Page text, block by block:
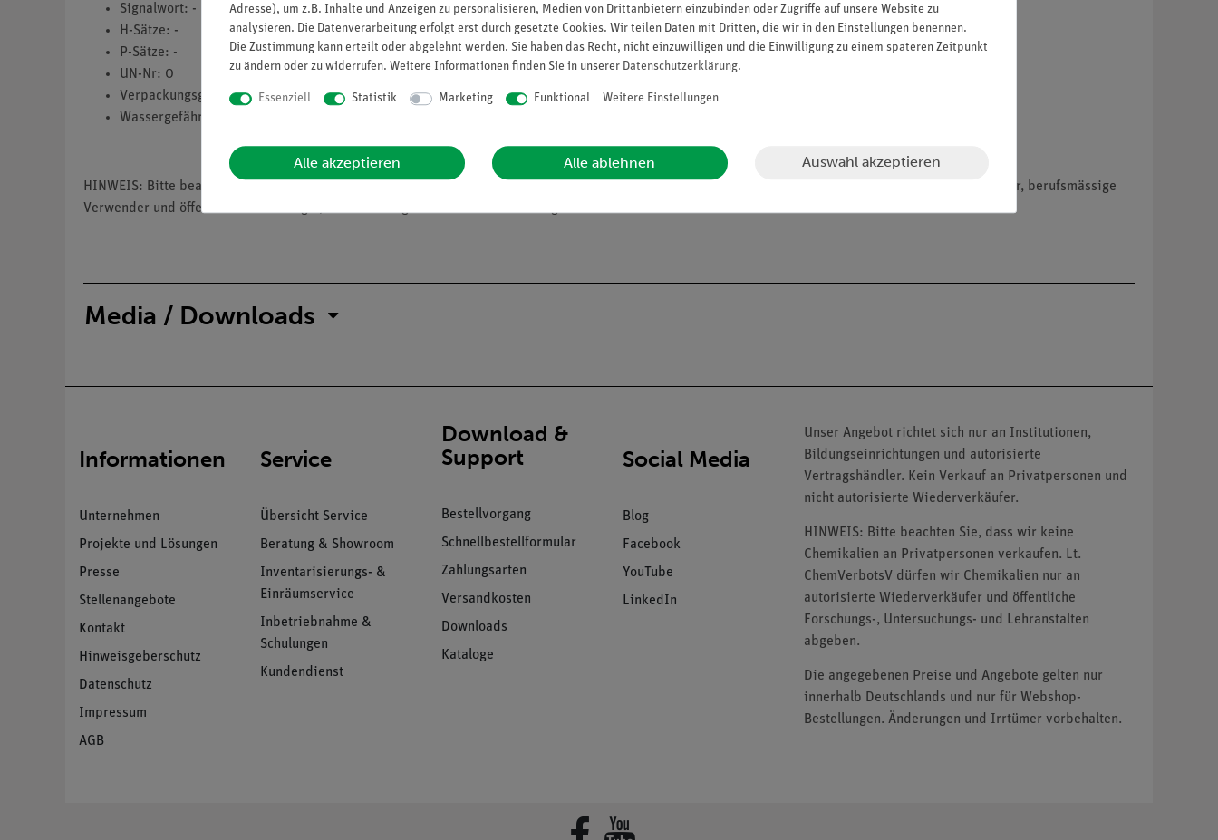
Signalwort: -
H-Sätze: -
P-Sätze: -
UN-Nr: 0
Verpackungsgruppe: 0
Wassergefährdungsklasse: 1
HINWEIS: Bitte beachten Sie, dass wir keine Chemikalien an Privatpersonen verkaufen. Lt. ChemVerbotsV dürfen wir Chemikalien nur an Wiederverkäufer, berufsmässige
Verwender und öffentliche Forschungs-, Untersuchungs- und Lehranstalten abgeben.
Media / Downloads
Informationen
Unternehmen
Projekte und Lösungen
Presse
Stellenangebote
Kontakt
Hinweisgeberschutz
Datenschutz
Impressum
AGB
Service
Übersicht Service
Beratung & Showroom
Inventarisierungs- &
Einräumservice
Inbetriebnahme &
Schulungen
Kundendienst
Download &
Support
Bestellvorgang
Schnellbestellformular
Zahlungsarten
Versandkosten
Downloads
Kataloge
Social Media
Blog
Facebook
YouTube
LinkedIn
Unser Angebot richtet sich nur an Institutionen,
Bildungseinrichtungen und autorisierte
Vertragshändler. Kein Verkauf an Privatpersonen und
nicht autorisierte Wiederverkäufer.
HINWEIS: Bitte beachten Sie, dass wir keine
Chemikalien an Privatpersonen verkaufen. Lt.
ChemVerbotsV dürfen wir Chemikalien nur an
autorisierte Wiederverkäufer und öffentliche
Forschungs-, Untersuchungs- und Lehranstalten
abgeben.
Die angegebenen Preise und Angebote gelten nur
innerhalb Deutschlands und nur für Webshop-
Bestellungen. Änderungen und Irrtümer vorbehalten.
Adresse), um z.B. Inhalte und Anzeigen zu personalisieren, Medien von Drittanbietern einzubinden oder Zugriffe auf unsere Website zu
analysieren. Die Datenverarbeitung erfolgt erst durch gesetzte Cookies. Wir teilen Daten mit Dritten, die wir in den Einstellungen benennen.
Die Zustimmung kann erteilt oder abgelehnt werden. Sie haben das Recht, nicht einzuwilligen und die Einwilligung zu einem späteren Zeitpunkt
zu ändern oder zu widerrufen. Weitere Informationen finden Sie in unserer Daten­schutz­erklärung.
Essenziell Statistik Marketing Funktional Weitere Einstellungen
Alle akzeptieren Alle ablehnen Auswahl akzeptieren